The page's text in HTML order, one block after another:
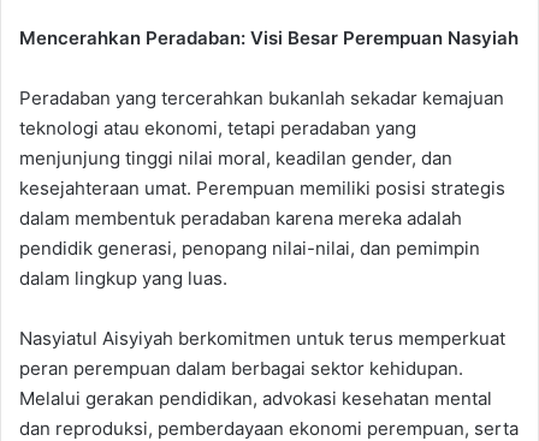
Mencerahkan Peradaban: Visi Besar Perempuan Nasyiah
Peradaban yang tercerahkan bukanlah sekadar kemajuan
teknologi atau ekonomi, tetapi peradaban yang
menjunjung tinggi nilai moral, keadilan gender, dan
kesejahteraan umat. Perempuan memiliki posisi strategis
dalam membentuk peradaban karena mereka adalah
pendidik generasi, penopang nilai-nilai, dan pemimpin
dalam lingkup yang luas.
Nasyiatul Aisyiyah berkomitmen untuk terus memperkuat
peran perempuan dalam berbagai sektor kehidupan.
Melalui gerakan pendidikan, advokasi kesehatan mental
dan reproduksi, pemberdayaan ekonomi perempuan, serta